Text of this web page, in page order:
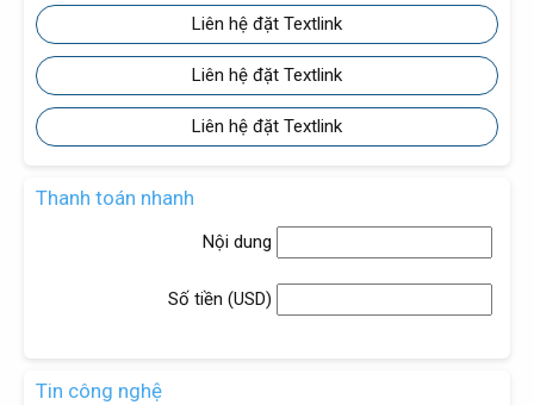
Liên hệ đặt Textlink
Liên hệ đặt Textlink
Liên hệ đặt Textlink
Thanh toán nhanh
Nội dung
Số tiền (USD)
Tin công nghệ